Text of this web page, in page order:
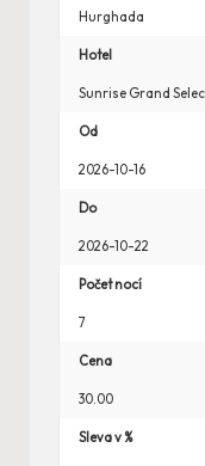
Hurghada
Hotel
Sunrise Grand
Od
2026-10-16
Do
2026-10-22
Počet nocí
7
Cena
30.00
Sleva v %